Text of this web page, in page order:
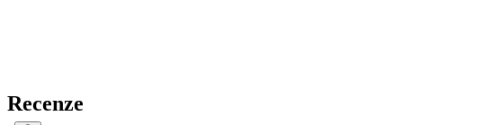
Recenze